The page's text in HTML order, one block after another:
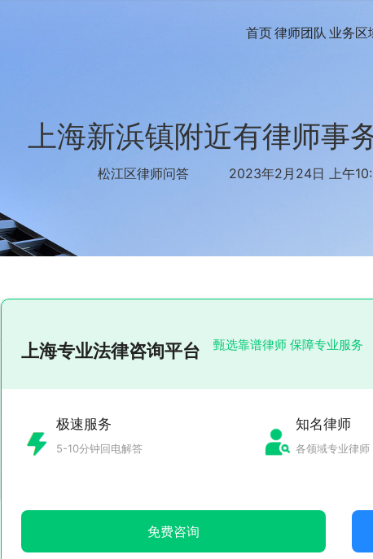
首页律师团队 业务区
上海新浜镇附近有律师事
松江区律师问答 2023年2月24日 上午
上海专业法律咨询平台 甄选靠谱律师 保障专业服务
极速服务
5-10分钟回电解答
知名律师
各领域专业律师
免费咨询